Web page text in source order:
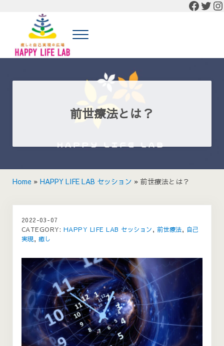
Menu
前世療法とは？
Home » HAPPY LIFE LAB セッション » 前世療法とは？
2022-03-07
CATEGORY: HAPPY LIFE LAB セッション, 前世療法, 自己
実現, 癒し